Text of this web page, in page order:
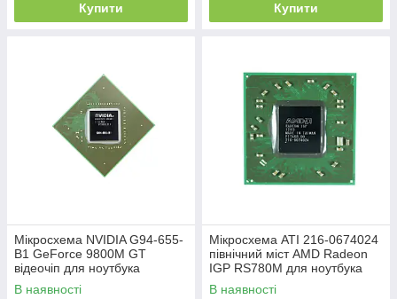
Купити Купити
Мікросхема NVIDIA G94-655-
B1 GeForce 9800M GT
відеочіп для ноутбука
В наявності
Мікросхема ATI 216-0674024
північний міст AMD Radeon
IGP RS780M для ноутбука
В наявності